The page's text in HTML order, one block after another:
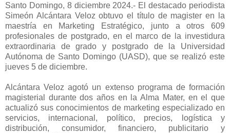
Santo Domingo, 8 diciembre 2024.- El destacado periodista
Simeón Alcántara Veloz obtuvo el título de magister en la
maestría en Marketing Estratégico, junto a otros 609
profesionales de postgrado, en el marco de la investidura
extraordinaria de grado y postgrado de la Universidad
Autónoma de Santo Domingo (UASD), que se realizó este
jueves 5 de diciembre.
Alcántara Veloz agotó un extenso programa de formación
magisterial durante dos años en la Alma Mater, en el que
actualizó sus conocimientos de marketing especializado en
servicios, internacional, político, precios, logística y
distribución, consumidor, financiero, publicitario y